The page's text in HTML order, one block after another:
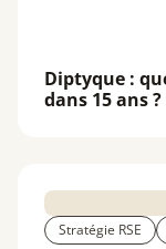
Diptyque :
dans 15 ans ?
Stratégie RSE